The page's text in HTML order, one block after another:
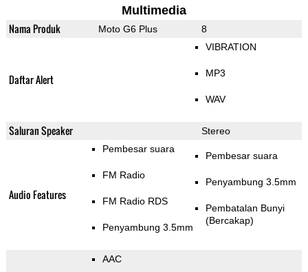
Multimedia
Nama Produk Moto G6 Plus 8
Daftar Alert
VIBRATION
MP3
WAV
Saluran Speaker Stereo
Audio Features
Pembesar suara
FM Radio
FM Radio RDS
Penyambung 3.5mm
Pembesar suara
Penyambung 3.5mm
Pembatalan Bunyi
(Bercakap)
AAC